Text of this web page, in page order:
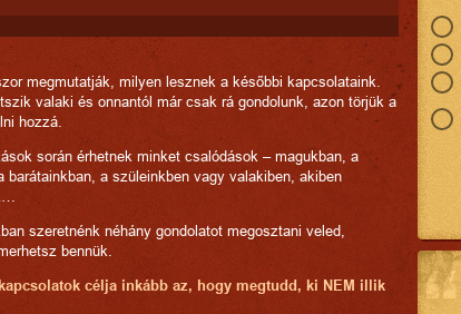
megmutatják, milyen lesznek a későbbi kapcsolataink.
valaki és onnantól már csak rá gondolunk, azon törjük a
hozzá.
során érhetnek minket csalódások – magukban, a
barátainkban, a szüleinkben vagy valakiben, akiben
szeretnénk néhány gondolatot megosztani veled,
bennük.
célja inkább az, hogy megtudd, ki NEM illik